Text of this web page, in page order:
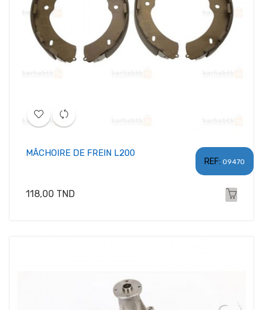
REF: 09470
MÂCHOIRE DE FREIN L200
Prix
118,00 TND